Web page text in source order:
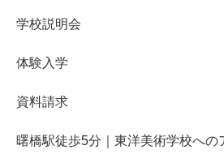
学校説明会
体験入学
資料請求
曙橋駅徒歩5分｜東洋美術学校への